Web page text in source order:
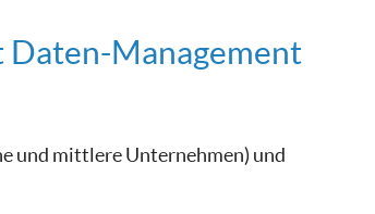
Management
und mittlere Unternehmen) und